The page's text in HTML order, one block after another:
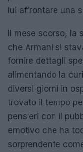
lui affrontare una
Il mese scorso, la
che Armani si
fornire dettagli
alimentando la
diversi giorni in
trovato il tempo
pensieri con il
emotivo che ha
sorprendente